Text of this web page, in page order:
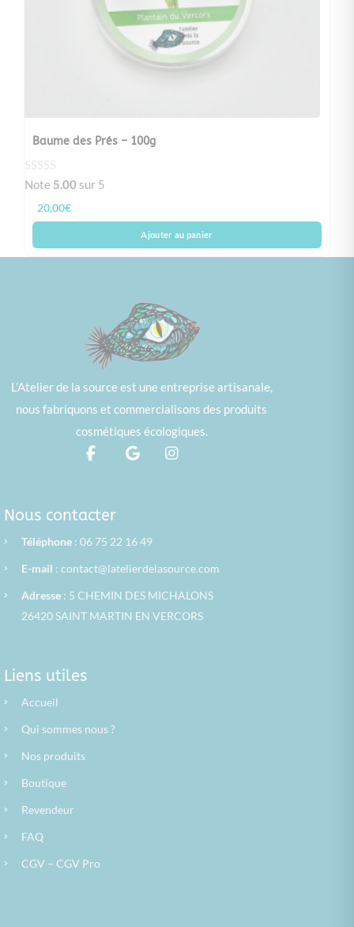
Baume des Prés – 100g
Note 5.00 sur 5
20,00€
Ajouter au panier
L’Atelier de la source est une entreprise artisanale,
nous fabriquons et commercialisons des produits
cosmétiques écologiques.
Nous contacter
› Téléphone: 06 75 22 16 49
› E-mail : contact@latelierdelasource.com
› Adresse: 5 CHEMIN DES MICHALONS
26420 SAINT MARTIN EN VERCORS
Liens utiles
› Accueil
› Qui sommes nous ?
› Nos produits
› Boutique
› Revendeur
› FAQ
› CGV – CGV Pro